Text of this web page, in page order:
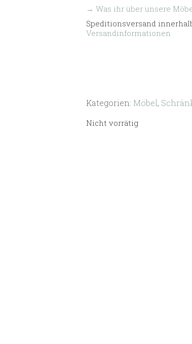
→ Was ihr über unsere
Speditionsversand
Versandinformationen
Kategorien: Möbel,
Nicht vorrätig